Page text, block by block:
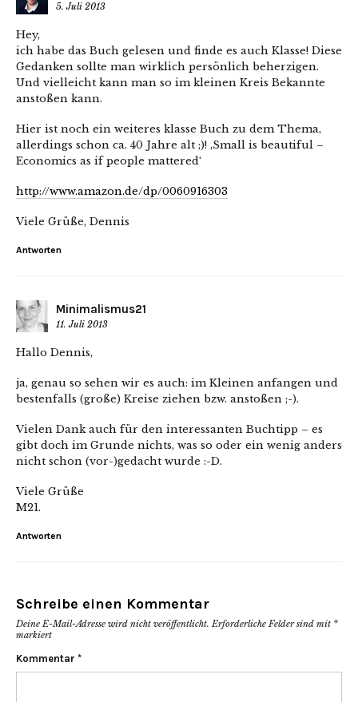
5. Juli 2013
Hey,
ich habe das Buch gelesen und finde es auch Klasse! Diese
Gedanken sollte man wirklich persönlich beherzigen.
Und vielleicht kann man so im kleinen Kreis Bekannte
anstoßen kann.
Hier ist noch ein weiteres klasse Buch zu dem Thema,
allerdings schon ca. 40 Jahre alt ;)! ‚Small is beautiful –
Economics as if people mattered‘
http://www.amazon.de/dp/0060916303
Viele Grüße, Dennis
Antworten
Minimalismus21
11. Juli 2013
Hallo Dennis,
ja, genau so sehen wir es auch: im Kleinen anfangen und
bestenfalls (große) Kreise ziehen bzw. anstoßen ;-).
Vielen Dank auch für den interessanten Buchtipp – es
gibt doch im Grunde nichts, was so oder ein wenig anders
nicht schon (vor-)gedacht wurde :-D.
Viele Grüße
M21.
Antworten
Schreibe einen Kommentar
Deine E-Mail-Adresse wird nicht veröffentlicht. Erforderliche Felder sind mit *
markiert
Kommentar *